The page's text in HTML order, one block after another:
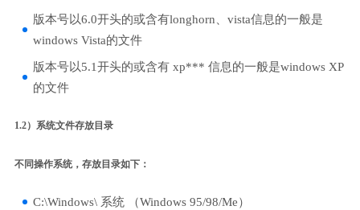
版本号以6.0开头的或含有longhorn、vista信息的一般是
windows Vista的文件
版本号以5.1开头的或含有 xp*** 信息的一般是windows XP
的文件
1.2）系统文件存放目录
不同操作系统，存放目录如下：
C:\Windows\ 系统 （Windows 95/98/Me）